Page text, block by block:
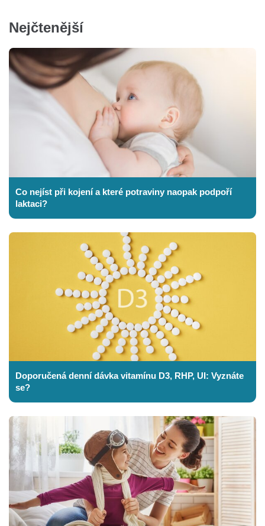
Nejčtenější
Co nejíst při kojení a které potraviny naopak podpoří
laktaci?
Doporučená denní dávka vitamínu D3, RHP, UI: Vyznáte
se?